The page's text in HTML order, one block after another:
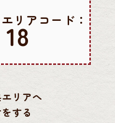
エリアコード：
18
リアへ
する